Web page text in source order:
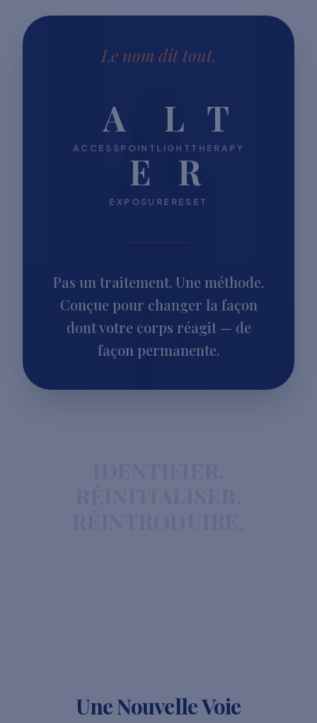
Le nom dit tout.
A
ACCESSPOINT
L
LIGHT
T
THERAPY
E
EXPOSURE
R
RESET
Pas un traitement. Une méthode.
Conçue pour changer la façon
dont votre corps réagit — de
façon permanente.
Une Nouvelle Voie